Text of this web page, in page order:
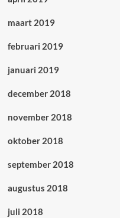
maart 2019
februari 2019
januari 2019
december 2018
november 2018
oktober 2018
september 2018
augustus 2018
juli 2018